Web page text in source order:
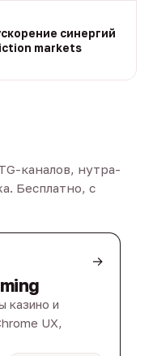
синергий
markets
каналов, нутра-
Бесплатно, с
→
казино и
UX,